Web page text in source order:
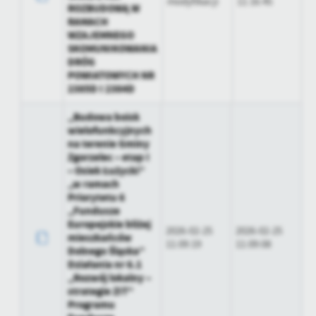
treści w postaci wiadomości, ofert, komunikatów mediów
społecznościowych.
ROZBUDOWĄ W
RAMACH
WZAJEMNEGO
SKOMUNIKOWANIA
DRÓG
POWIATOWYCH NR
2385D I 2384D
„Budowa boisk
wielofunkcyjnych
na terenie Gminy
Zgorzelec – etap I
– Osiek Łużycki”
„w ramach
Priorytetu 6
„Fundusze
Europejskie bliżej
mieszkańców
Dolnego Śląska”
Działania nr 6.1
„Rozwój lokalny –
strategie ZIT”
Programu
2026-02-25
11:09:19
2026-02-25
11:09:08